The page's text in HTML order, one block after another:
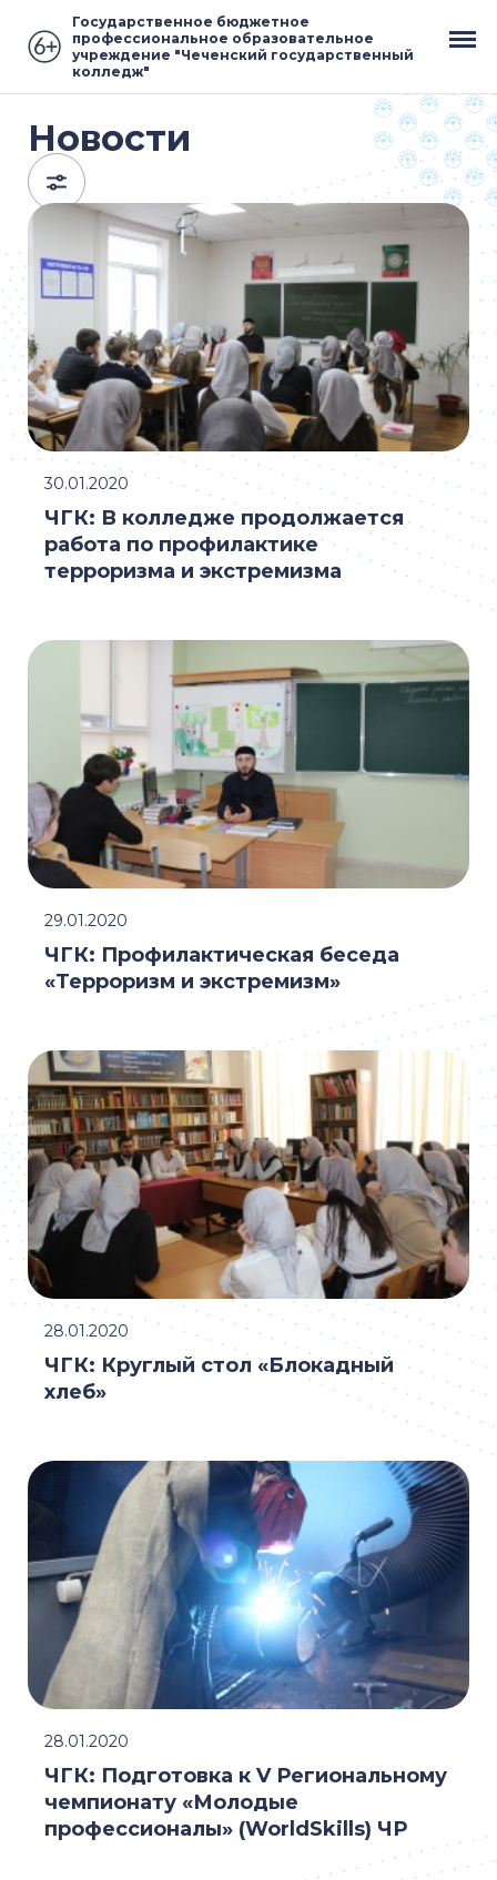
Государственное бюджетное
профессиональное образовательное
учреждение "Чеченский государственный
колледж"
Новости
ЧГК: В колледже продолжается
работа по профилактике
терроризма и экстремизма
30.01.2020
ЧГК: Профилактическая беседа
«Терроризм и экстремизм»
29.01.2020
ЧГК: Круглый стол «Блокадный
хлеб»
28.01.2020
ЧГК: Подготовка к V Региональному
чемпионату «Молодые
профессионалы» (WorldSkills) ЧР
28.01.2020